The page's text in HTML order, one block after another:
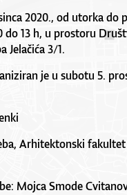
2020., od utorka do
do 13 h, u prostoru
Jelačića 3/1.
je u subotu 5.
Arhitektonski fakultet
Mojca Smode